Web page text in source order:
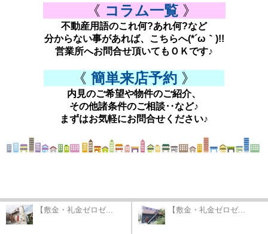
《 コラム一覧》
不動産用語のこれ何?あれ何?など
分からない事があれば、こちらへ(*´ω｀)!!
営業所へお問合せ頂いてもＯＫです♪
《 簡単来店予約 》
内見のご希望や物件のご紹介、
その他諸条件のご相談‥など♪
まずはお気軽にお問合せください♪
【敷金・礼金ゼロゼ... 【敷金・礼金ゼロゼ...